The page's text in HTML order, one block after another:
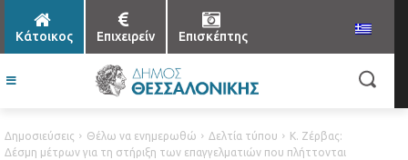
Κάτοικος Επιχειρείν Επισκέπτης
Δημοσιεύσεις Θέλω να ενημερωθώ Δελτία τύπου
Κ. Ζέρβας:
Δέσμη μέτρων για τη στήριξη των επαγγελματιών που πλήττονται